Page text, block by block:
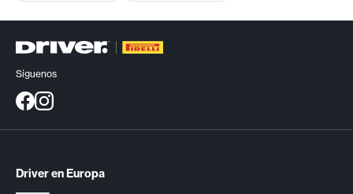
Síguenos
Driver en Europa